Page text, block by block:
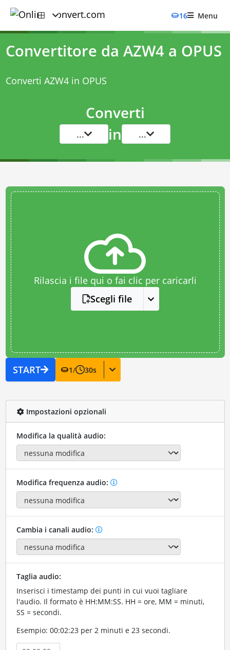
16 Menu
Convertitore da AZW4 a OPUS
Converti AZW4 in OPUS
Converti
... in ...
Rilascia i file qui o fai clic per caricarli
Scegli file
START 1/ 30s
Impostazioni opzionali
Modifica la qualità audio:
Modifica frequenza audio:
Cambia i canali audio:
Taglia audio:
Inserisci i timestamp dei punti in cui vuoi tagliare
l'audio. Il formato è HH:MM:SS. HH = ore, MM = minuti,
SS = secondi.
Esempio: 00:02:23 per 2 minuti e 23 secondi.